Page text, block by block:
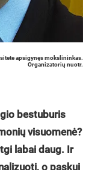
apsigynęs mokslininkas.
Organizatorių nuotr.
bestuburis
visuomenė?
labai daug. Ir
o paskui